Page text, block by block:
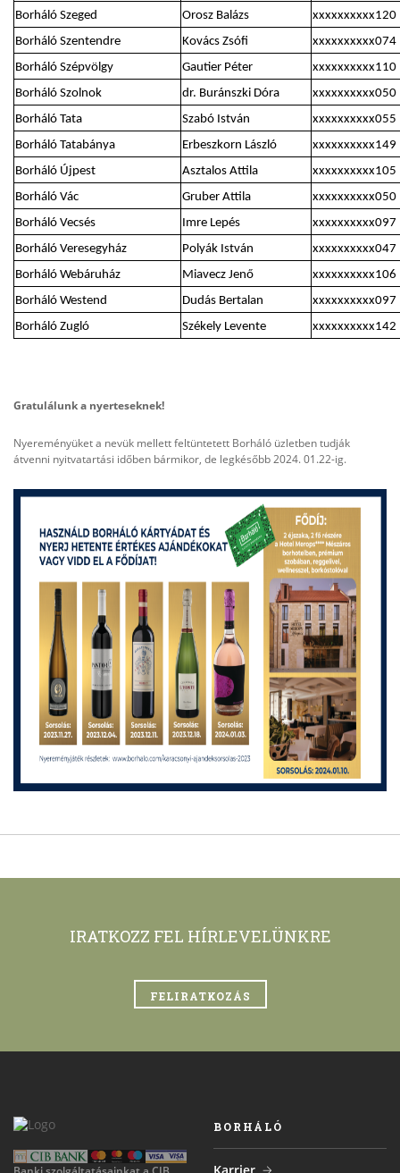
Borháló Szeged
Orosz Balázs
xxxxxxxxxx120
Borháló Szentendre
Kovács Zsófi
xxxxxxxxxx074
Borháló Szépvölgy
Gautier Péter
xxxxxxxxxx110
Borháló Szolnok
dr. Buránszki Dóra
xxxxxxxxxx050
Borháló Tata
Szabó István
xxxxxxxxxx055
Borháló Tatabánya
Erbeszkorn László
xxxxxxxxxx149
Borháló Újpest
Asztalos Attila
xxxxxxxxxx105
Borháló Vác
Gruber Attila
xxxxxxxxxx050
Borháló Vecsés
Imre Lepés
xxxxxxxxxx097
Borháló Veresegyház
Polyák István
xxxxxxxxxx047
Borháló Webáruház
Miavecz Jenő
xxxxxxxxxx106
Borháló Westend
Dudás Bertalan
xxxxxxxxxx097
Borháló Zugló
Székely Levente xxxxxxxxxx142
Gratulálunk a nyerteseknek!
Nyereményüket a nevük mellett feltüntetett Borháló üzletben tudják
átvenni nyitvatartási időben bármikor, de legkésőbb 2024. 01.22-ig.
IRATKOZZ FEL HÍRLEVELÜNKRE
FELIRATKOZÁS
BORHÁLÓ